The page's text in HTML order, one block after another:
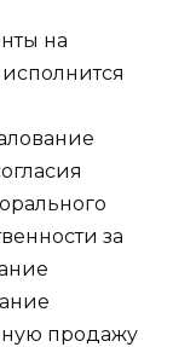
на
за
продажу